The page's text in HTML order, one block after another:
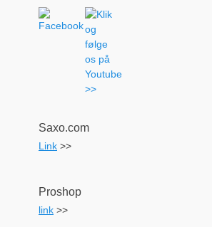
Saxo.com
Link >>
Proshop
link >>